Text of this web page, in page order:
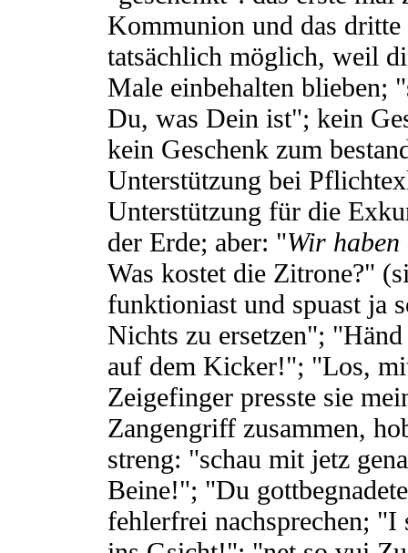
Kommunion und das
tatsächlich möglich, weil
Male einbehalten blieben;
Du, was Dein ist"; kein
kein Geschenk zum
Unterstützung bei
Unterstützung für die
der Erde; aber: "Wir
Was kostet die Zitrone?"
funktioniast und spuast ja
Nichts zu ersetzen";
auf dem Kicker!"; "Los,
Zeigefinger presste sie
Zangengriff zusammen,
streng: "schau mit jetz
Beine!"; "Du
fehlerfrei nachsprechen;